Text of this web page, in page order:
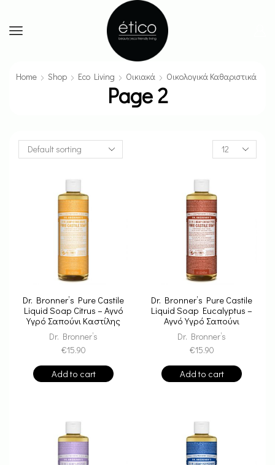
Home Shop Eco Living Οικιακά Οικολογικά Καθαριστικά
Page 2
Dr. Bronner’s Pure Castile
Liquid Soap Citrus – Αγνό
Υγρό Σαπούνι Καστίλης
Dr. Bronner’s
€15.90
Add to cart
Dr. Bronner’s Pure Castile
Liquid Soap Eucalyptus –
Αγνό Υγρό Σαπούνι
Καστίλης
Dr. Bronner’s
€15.90
Add to cart